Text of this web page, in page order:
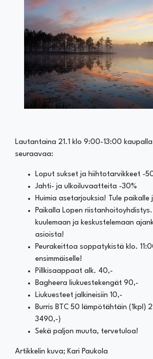
Lautantaina 21.1 klo 9:00-13:00 kaupalla
seuraavaa:
Loput sukset ja hiihtotarvikkeet -
Jahti- ja ulkoiluvaatteita -30%
Huimia asetarjouksia! Tule paikalle
Paikalla Lopen
kuulemaan ja keskustelemaan
asioista!
Peurakeittoa soppatykistä klo.
ensimmäiselle!
Pillkisaappaat alk. 40,-
Bagheera liukuestekengät 90,-
Liukuesteet jalkineisiin 10,-
Burris BTC 50 lämpötähtäin (1kpl)
3490,-)
Sekä paljon muuta, tervetuloa!
Artikkelin kuva; Kari Paukola